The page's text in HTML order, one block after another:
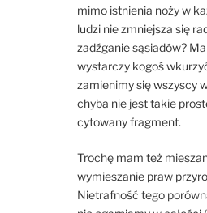
mimo istnienia noży w
ludzi nie zmniejsza się
zadźganie sąsiadów?
wystarczy kogoś
zamienimy się wszyscy
chyba nie jest takie
cytowany fragment.
Trochę mam też
wymieszanie praw
Nietrafność tego